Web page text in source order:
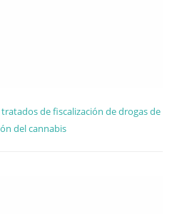
de fiscalización de drogas de
del cannabis